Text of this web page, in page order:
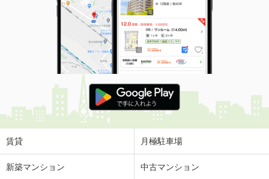
賃貸 月極駐車場
新築マンション 中古マンション